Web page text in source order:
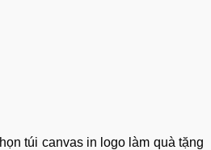
túi canvas in logo làm quà tặng